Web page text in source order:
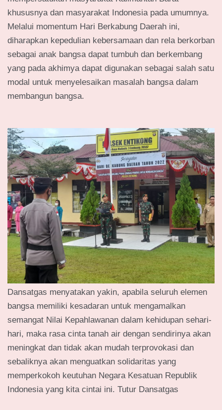
khususnya dan masyarakat Indonesia pada umumnya.
Melalui momentum Hari Berkabung Daerah ini,
diharapkan kepedulian kebersamaan dan rela berkorban
sebagai anak bangsa dapat tumbuh dan berkembang
yang pada akhimya dapat digunakan sebagai salah satu
modal untuk menyelesaikan masalah bangsa dalam
membangun bangsa.
Dansatgas menyatakan yakin, apabila seluruh elemen
bangsa memiliki kesadaran untuk mengamalkan
semangat Nilai Kepahlawanan dalam kehidupan sehari-
hari, maka rasa cinta tanah air dengan sendirinya akan
meningkat dan tidak akan mudah terprovokasi dan
sebaliknya akan menguatkan solidaritas yang
memperkokoh keutuhan Negara Kesatuan Republik
Indonesia yang kita cintai ini. Tutur Dansatgas